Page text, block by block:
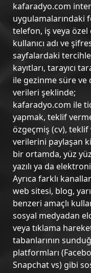
kafaradyo.com
uygulamalarındaki
telefon, iş veya
kullanıcı adı ve
sayfalardaki
kayıtları, tarayıcı
ile gezinme süre ve
verileri şeklinde;
kafaradyo.com ile
yapmak, teklif
özgeçmiş (cv),
verilerini paylaşan
bir ortamda, yüz
yazılı ya da
Ayrıca farklı
web sitesi, blog,
benzeri amaçlı
sosyal medyadan
veya tıklama
tabanlarının
platformları
Snapchat vs) gibi